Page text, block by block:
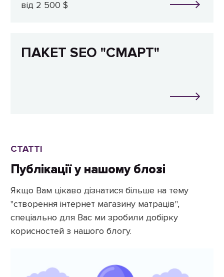
від 2 500 $
ПАКЕТ SEO "СМАРТ"
СТАТТІ
Публікації у нашому блозі
Якщо Вам цікаво дізнатися більше на тему
"створення інтернет магазину матраців",
спеціально для Вас ми зробили добірку
корисностей з нашого блогу.